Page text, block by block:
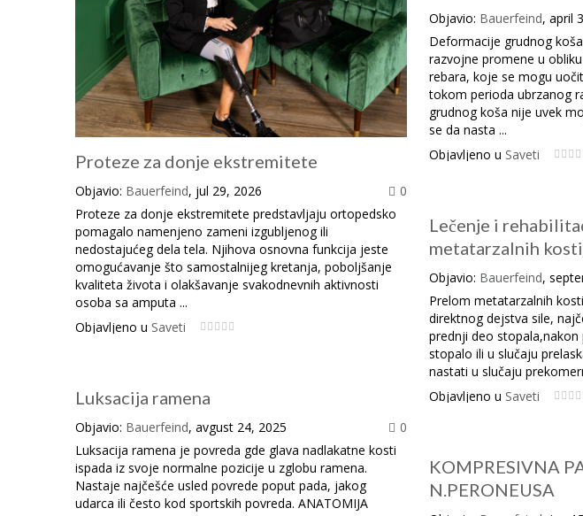
Proteze za donje ekstremitete
Objavio: Bauerfeind, jul 29, 2026
0
Proteze za donje ekstremitete predstavljaju ortopedsko
pomagalo namenjeno zameni izgubljenog ili
nedostajućeg dela tela. Njihova osnovna funkcija jeste
omogućavanje što samostalnijeg kretanja, poboljšanje
kvaliteta života i olakšavanje svakodnevnih aktivnosti
osoba sa amputa ...
Objavljeno u Saveti
Objavio: Bauerfeind, april
Deformacije grudnog
razvojne promene u
rebara, koje se mogu
tokom perioda ubrzanog
grudnog koša nije uvek
se da nasta ...
Objavljeno u Saveti
Lečenje i
metatarzalnih
Objavio: Bauerfeind,
Prelom metatarzalnih
direktnog dejstva sile,
prednji deo
stopalo ili u slučaju
nastati u slučaju
Objavljeno u Saveti
Luksacija ramena
Objavio: Bauerfeind, avgust 24, 2025
0
Luksacija ramena je povreda gde glava nadlakatne kosti
ispada iz svoje normalne pozicije u zglobu ramena.
Nastaje najčešće usled povrede poput pada, jakog
udarca ili često kod sportskih povreda. ANATOMIJA
KOMPRESIVNA
N.PERONEUSA